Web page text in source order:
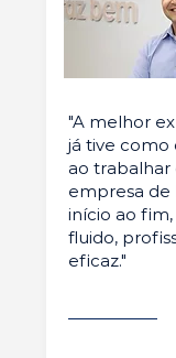
"A melhor
já tive
ao
empresa de
início ao
fluido,
eficaz."